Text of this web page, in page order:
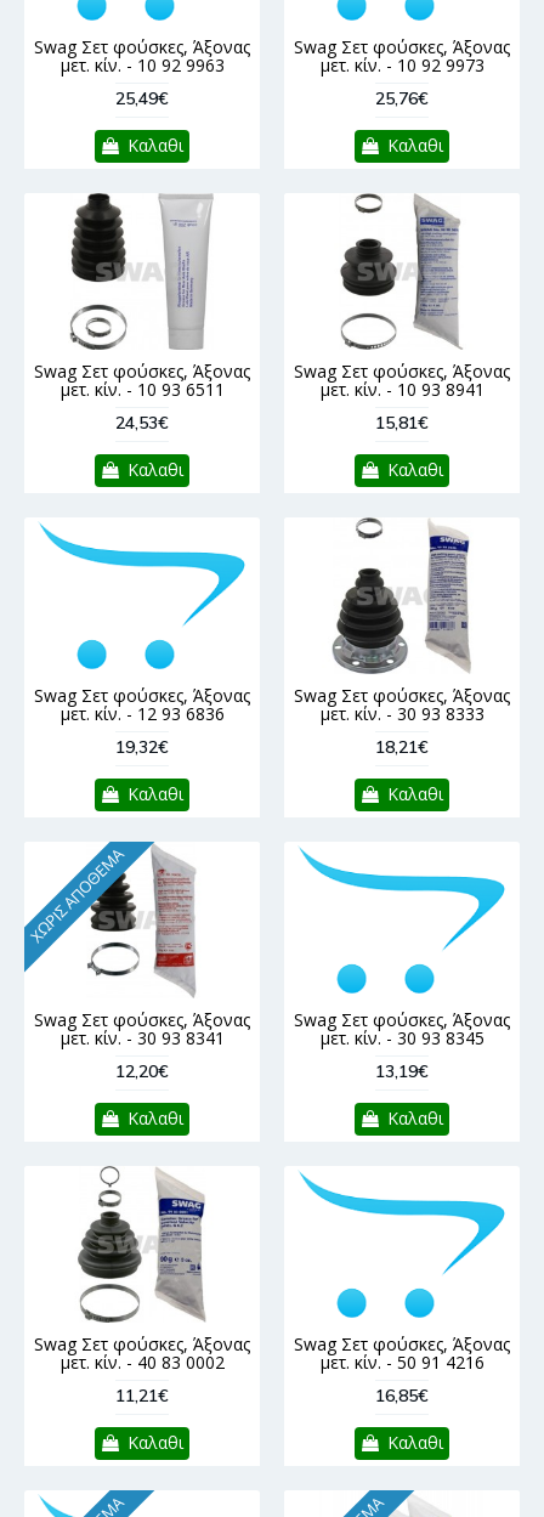
Swag Σετ φούσκες, Άξονας
μετ. κίν. - 10 92 9963
25,49€
Καλαθι
Swag Σετ φούσκες, Άξονας
μετ. κίν. - 10 92 9973
25,76€
Καλαθι
Swag Σετ φούσκες, Άξονας
μετ. κίν. - 10 93 6511
24,53€
Καλαθι
Swag Σετ φούσκες, Άξονας
μετ. κίν. - 10 93 8941
15,81€
Καλαθι
Swag Σετ φούσκες, Άξονας
μετ. κίν. - 12 93 6836
19,32€
Καλαθι
Swag Σετ φούσκες, Άξονας
μετ. κίν. - 30 93 8333
18,21€
Καλαθι
ΧΩΡΊΣ ΑΠΌΘΕΜΑ
Swag Σετ φούσκες, Άξονας
μετ. κίν. - 30 93 8341
12,20€
Καλαθι
Swag Σετ φούσκες, Άξονας
μετ. κίν. - 30 93 8345
13,19€
Καλαθι
Swag Σετ φούσκες, Άξονας
μετ. κίν. - 40 83 0002
11,21€
Καλαθι
Swag Σετ φούσκες, Άξονας
μετ. κίν. - 50 91 4216
16,85€
Καλαθι